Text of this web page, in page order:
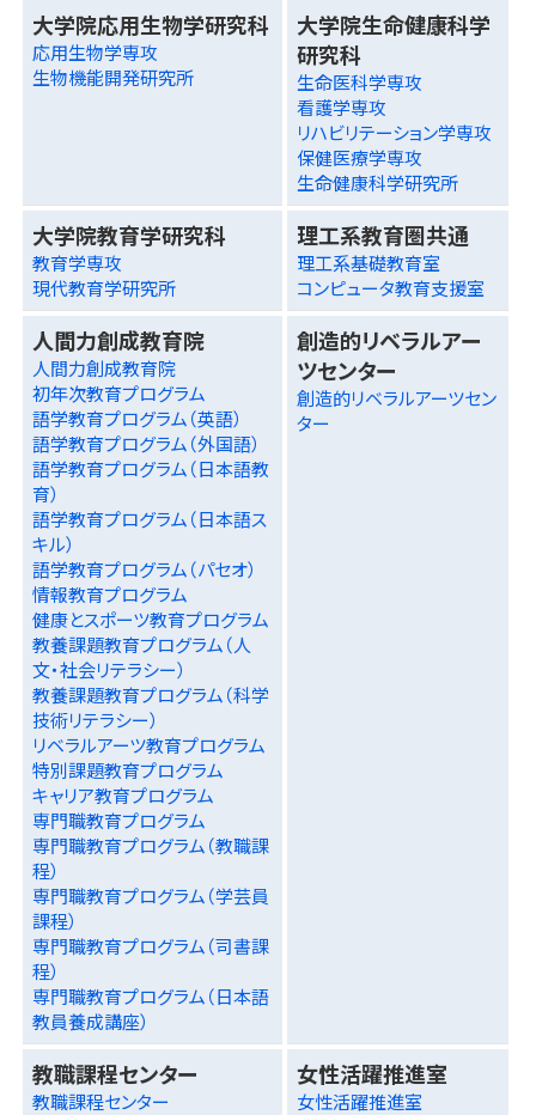
大学院応用生物学研究科
応用生物学専攻
生物機能開発研究所
大学院生命健康科学
研究科
生命医科学専攻
看護学専攻
リハビリテーション学専攻
保健医療学専攻
生命健康科学研究所
大学院教育学研究科
教育学専攻
現代教育学研究所
理工系教育圏共通
理工系基礎教育室
コンピュータ教育支援室
人間力創成教育院
人間力創成教育院
初年次教育プログラム
語学教育プログラム（英語）
語学教育プログラム（外国語）
語学教育プログラム（日本語教
育）
語学教育プログラム（日本語ス
キル）
語学教育プログラム（パセオ）
情報教育プログラム
健康とスポーツ教育プログラム
教養課題教育プログラム（人
文・社会リテラシー）
教養課題教育プログラム（科学
技術リテラシー）
リベラルアーツ教育プログラム
特別課題教育プログラム
キャリア教育プログラム
専門職教育プログラム
専門職教育プログラム（教職課
程）
専門職教育プログラム（学芸員
課程）
専門職教育プログラム（司書課
程）
専門職教育プログラム（日本語
教員養成講座）
創造的リベラルアー
ツセンター
創造的リベラルアーツセン
ター
教職課程センター
教職課程センター
女性活躍推進室
女性活躍推進室